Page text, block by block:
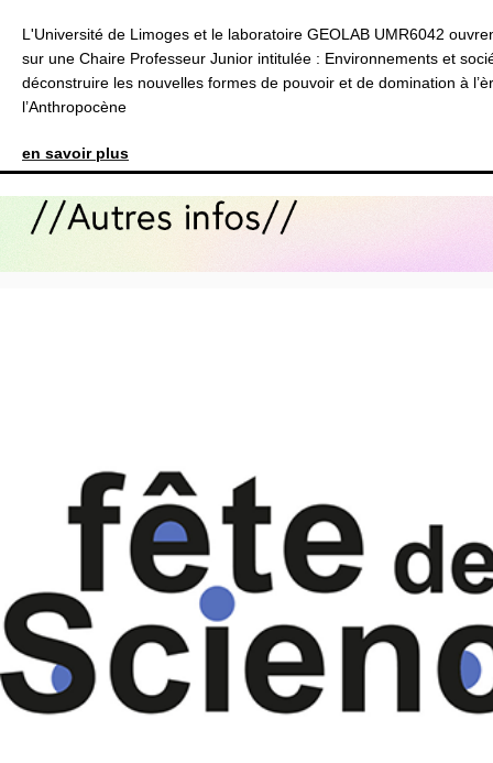
L'Université de Limoges et le laboratoire GEOLAB UMR6042
sur une Chaire Professeur Junior intitulée : Environnements et
déconstruire les nouvelles formes de pouvoir et de domination à
l’Anthropocène
en savoir plus